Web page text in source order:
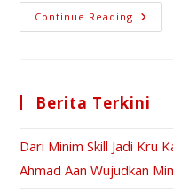
Continue Reading
Berita Terkini
Dari Minim Skill Jadi Kru
Ahmad Aan Wujudkan